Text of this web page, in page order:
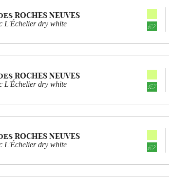
ROCHES NEUVES
L'Échelier dry white
ROCHES NEUVES
L'Échelier dry white
ROCHES NEUVES
L'Échelier dry white